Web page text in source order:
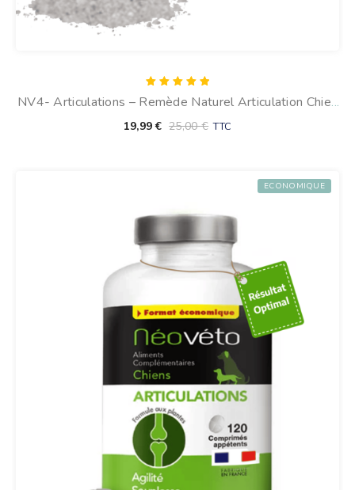
Note
5.00
NV4- Articulations – Remède Naturel Articulation Chien
(en Poudre)
19,99€ 25,00€ TTC
ECONOMIQUE